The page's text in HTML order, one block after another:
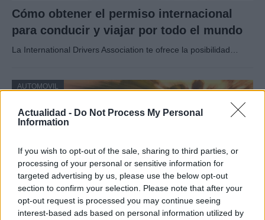
Actualidad - Do Not Process My Personal
Information
If you wish to opt-out of the sale, sharing to third parties, or
processing of your personal or sensitive information for
targeted advertising by us, please use the below opt-out
section to confirm your selection. Please note that after your
opt-out request is processed you may continue seeing
interest-based ads based on personal information utilized by
Cómo obtener el permiso internacional
para conducir y viajar por todo el mundo
La International Drivers Association te ofrece la posibilidad…
AUTOMOVIL